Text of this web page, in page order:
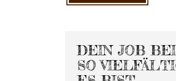
DEIN JOB BEI
SO